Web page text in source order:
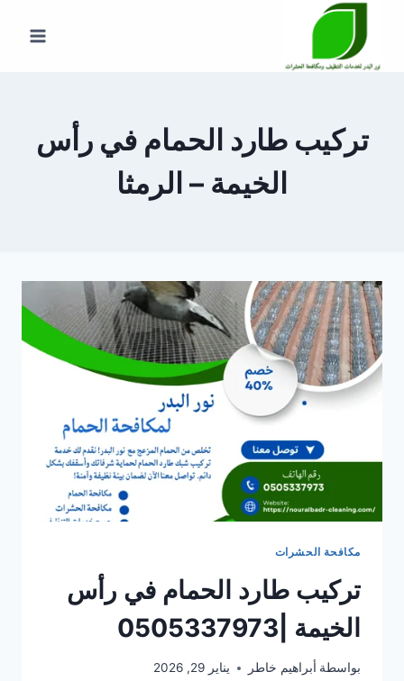
المحتوى
تركيب طارد الحمام في رأس
الخيمة – الرمثا
مكافحة الحشرات
تركيب طارد الحمام في رأس
الخيمة |0505337973
بواسطة أبراهيم خاطر يناير 29, 2026